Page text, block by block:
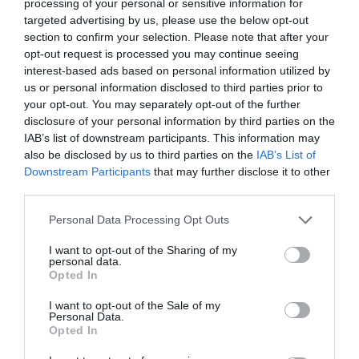
processing of your personal or sensitive information for
targeted advertising by us, please use the below opt-out
section to confirm your selection. Please note that after your
opt-out request is processed you may continue seeing
interest-based ads based on personal information utilized by
us or personal information disclosed to third parties prior to
your opt-out. You may separately opt-out of the further
disclosure of your personal information by third parties on the
IAB’s list of downstream participants. This information may
also be disclosed by us to third parties on the IAB’s List of
Downstream Participants that may further disclose it to other
Please note that this website/app uses one or more Google
not limited to your visit or usage behaviour. You may click to
grant or deny consent to Google and its third-party tags to
use your data for below specified purposes in below Google
consent section.
Personal Data Processing Opt Outs
I want to opt-out of the Sharing of my
personal data.
Opted In
I want to opt-out of the Sale of my
Personal Data.
Opted In
memória és döntéshozatal szinte azonos
eredményt hozott.
A kutatók két tényezőt emeltek ki, ahol a böjt
mégis számíthat. Az egyik a
tinédzserek kognitív eredményei romlottak, ha
kihagyták a reggelit – vagyis a fejlődő agynak